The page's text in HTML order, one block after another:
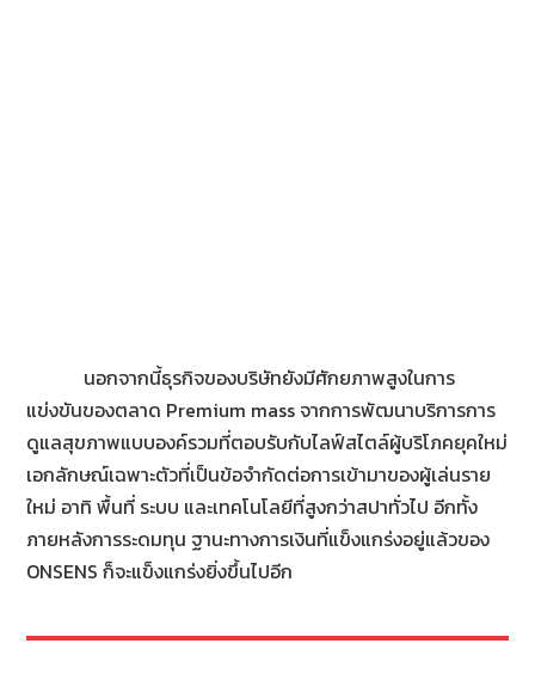
นอกจากนี้ธุรกิจของบริษัทยังมีศักยภาพสูงในการ
แข่งขันของตลาด Premium mass จากการพัฒนาบริการการ
ดูแลสุขภาพแบบองค์รวมที่ตอบรับกับไลฟ์สไตล์ผู้บริโภคยุคใหม่
เอกลักษณ์เฉพาะตัวที่เป็นข้อจำกัดต่อการเข้ามาของผู้เล่นราย
ใหม่ อาทิ พื้นที่ ระบบ และเทคโนโลยีที่สูงกว่าสปาทั่วไป อีกทั้ง
ภายหลังการระดมทุน ฐานะทางการเงินที่แข็งแกร่งอยู่แล้วของ
ONSENS ก็จะแข็งแกร่งยิ่งขึ้นไปอีก